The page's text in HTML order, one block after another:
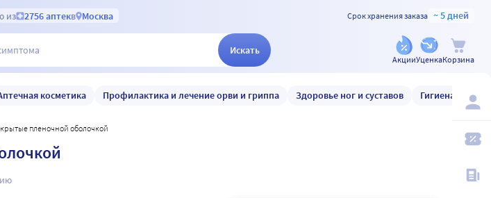
из 2756 аптекв Москва Срок хранения заказа ~ 5 дней
Искать
АкцииУценкаКорзина
косметика Профилактика и лечение орви и гриппа Здоровье ног и суставов Гигиена и уход
пленочной оболочкой